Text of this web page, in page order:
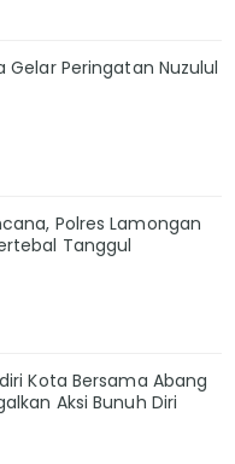
Gelar Peringatan Nuzulul
Polres Lamongan
Tanggul
Kota Bersama Abang
Aksi Bunuh Diri